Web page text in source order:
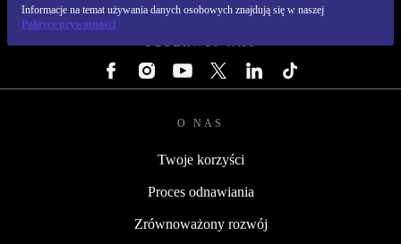
Informacje na temat używania danych osobowych znajdują się w naszej
Polityce prywatności
OBSERWUJ NAS
O NAS
Twoje korzyści
Proces odnawiania
Zrównoważony rozwój